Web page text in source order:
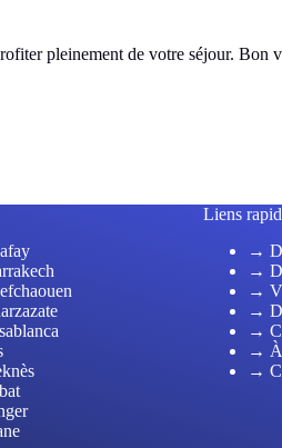
pleinement de votre séjour. Bon
Liens
→
→
→
→
→
→ À
→